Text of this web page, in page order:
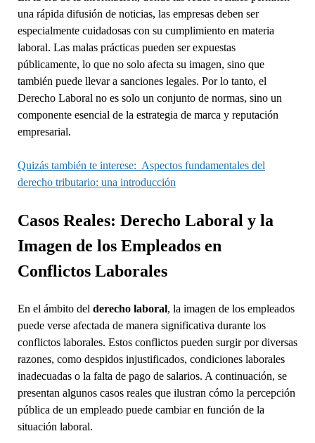
una rápida difusión de noticias, las empresas deben ser
especialmente cuidadosas con su cumplimiento en materia
laboral. Las malas prácticas pueden ser expuestas
públicamente, lo que no solo afecta su imagen, sino que
también puede llevar a sanciones legales. Por lo tanto, el
Derecho Laboral no es solo un conjunto de normas, sino un
componente esencial de la estrategia de marca y reputación
empresarial.
Quizás también te interese: Aspectos fundamentales del
derecho tributario: una introducción
Casos Reales: Derecho Laboral y la
Imagen de los Empleados en
Conflictos Laborales
En el ámbito del derecho laboral, la imagen de los empleados
puede verse afectada de manera significativa durante los
conflictos laborales. Estos conflictos pueden surgir por diversas
razones, como despidos injustificados, condiciones laborales
inadecuadas o la falta de pago de salarios. A continuación, se
presentan algunos casos reales que ilustran cómo la percepción
pública de un empleado puede cambiar en función de la
situación laboral.